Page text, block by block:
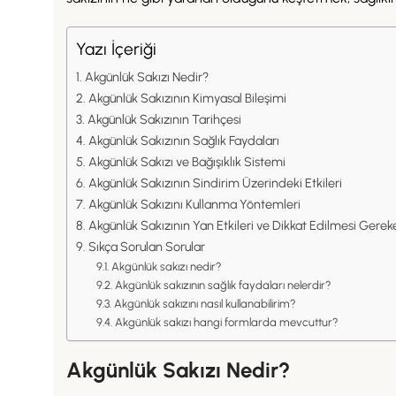
Yazı İçeriği
Akgünlük Sakızı Nedir?
Akgünlük Sakızının Kimyasal Bileşimi
Akgünlük Sakızının Tarihçesi
Akgünlük Sakızının Sağlık Faydaları
Akgünlük Sakızı ve Bağışıklık Sistemi
Akgünlük Sakızının Sindirim Üzerindeki Etkileri
Akgünlük Sakızını Kullanma Yöntemleri
Akgünlük Sakızının Yan Etkileri ve Dikkat Edilmesi
Sıkça Sorulan Sorular
Akgünlük sakızı nedir?
Akgünlük sakızının sağlık faydaları nelerdir?
Akgünlük sakızını nasıl kullanabilirim?
Akgünlük sakızı hangi formlarda mevcuttur?
Akgünlük Sakızı Nedir?